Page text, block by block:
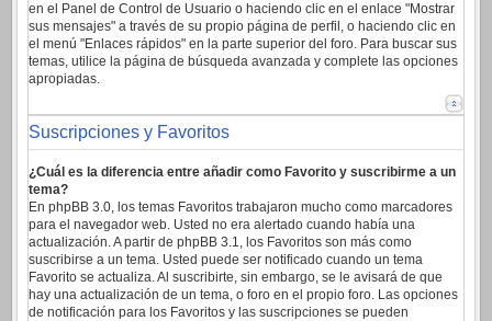
en el Panel de Control de Usuario o haciendo clic en el enlace "Mostrar
sus mensajes" a través de su propio página de perfil, o haciendo clic en
el menú "Enlaces rápidos" en la parte superior del foro. Para buscar sus
temas, utilice la página de búsqueda avanzada y complete las opciones
apropiadas.
Suscripciones y Favoritos
¿Cuál es la diferencia entre añadir como Favorito y suscribirme a un
tema?
En phpBB 3.0, los temas Favoritos trabajaron mucho como marcadores
para el navegador web. Usted no era alertado cuando había una
actualización. A partir de phpBB 3.1, los Favoritos son más como
suscribirse a un tema. Usted puede ser notificado cuando un tema
Favorito se actualiza. Al suscribirte, sin embargo, se le avisará de que
hay una actualización de un tema, o foro en el propio foro. Las opciones
de notificación para los Favoritos y las suscripciones se pueden